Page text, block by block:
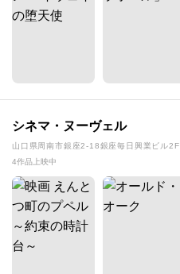
シネマ・ヌーヴェル
山口県周南市銀座2-18銀座毎日興業ビル2F
4作品上映中